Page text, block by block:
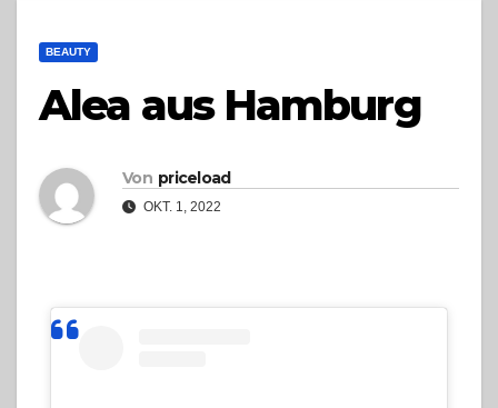
BEAUTY
Alea aus Hamburg
Von priceload
OKT. 1, 2022